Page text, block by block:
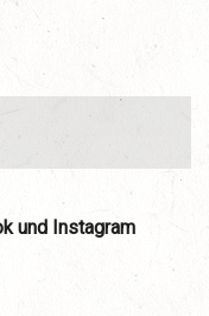
und Instagram